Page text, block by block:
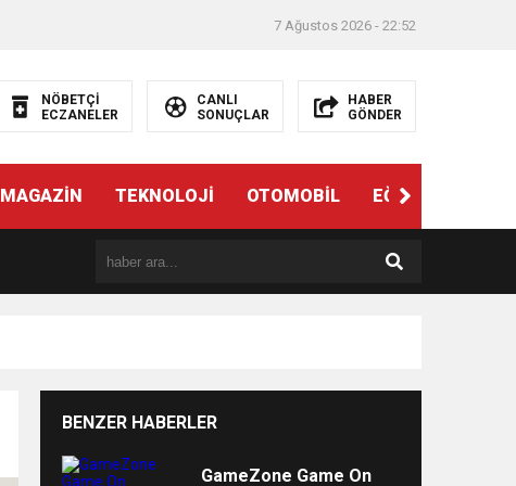
7 Ağustos 2026 - 22:52
NÖBETÇİ
ECZANELER
CANLI
SONUÇLAR
HABER
GÖNDER
MAGAZİN TEKNOLOJİ OTOMOBİL EĞİTİM
BENZER HABERLER
GameZone Game On